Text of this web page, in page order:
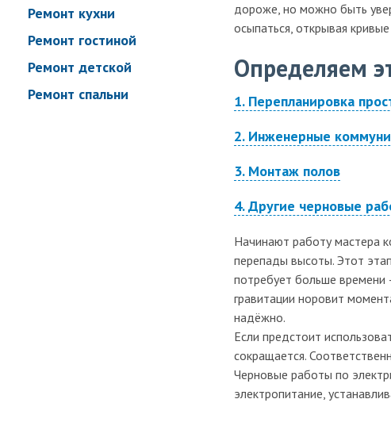
Ремонт кухни
Ремонт гостиной
Ремонт детской
Ремонт спальни
дороже, но можно быть
осыпаться, открывая
Определяем
1. Перепланировка
2. Инженерные
3. Монтаж полов
4. Другие черновые
Начинают работу мастера
перепады высоты. Этот
потребует больше времени
гравитации норовит
надёжно.
Если предстоит
сокращается.
Черновые работы по
электропитание,